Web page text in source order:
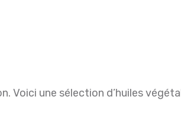
Voici une sélection d’huiles